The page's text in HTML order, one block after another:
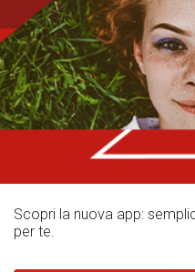
Scopri la nuova app:
per te.